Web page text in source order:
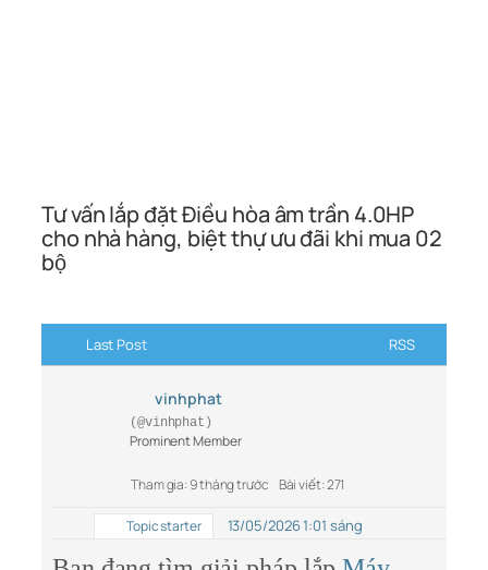
Tư vấn lắp đặt Điều hòa âm trần 4.0HP
cho nhà hàng, biệt thự ưu đãi khi mua 02
bộ
Last Post RSS
vinhphat
(@vinhphat)
Prominent Member
Tham gia: 9 tháng trước Bài viết: 271
Topic starter 13/05/2026 1:01 sáng